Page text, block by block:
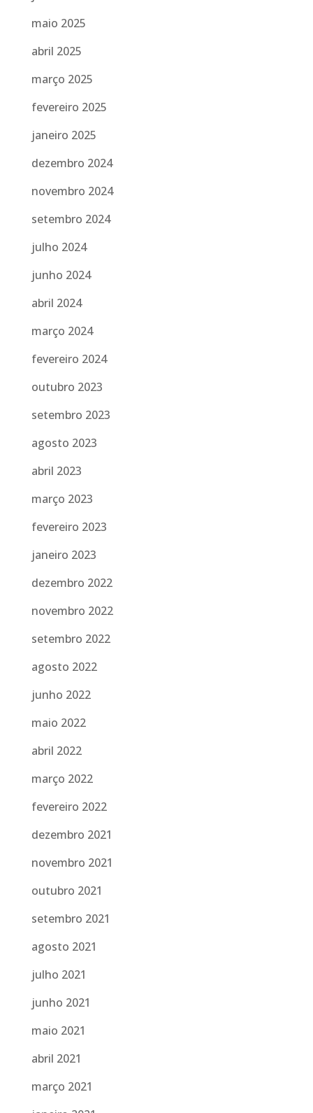
maio 2025
abril 2025
março 2025
fevereiro 2025
janeiro 2025
dezembro 2024
novembro 2024
setembro 2024
julho 2024
junho 2024
abril 2024
março 2024
fevereiro 2024
outubro 2023
setembro 2023
agosto 2023
abril 2023
março 2023
fevereiro 2023
janeiro 2023
dezembro 2022
novembro 2022
setembro 2022
agosto 2022
junho 2022
maio 2022
abril 2022
março 2022
fevereiro 2022
dezembro 2021
novembro 2021
outubro 2021
setembro 2021
agosto 2021
julho 2021
junho 2021
maio 2021
abril 2021
março 2021